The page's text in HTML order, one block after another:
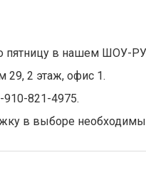
пятницу в нашем ШОУ-
29, 2 этаж, офис 1.
910-821-4975.
в выборе